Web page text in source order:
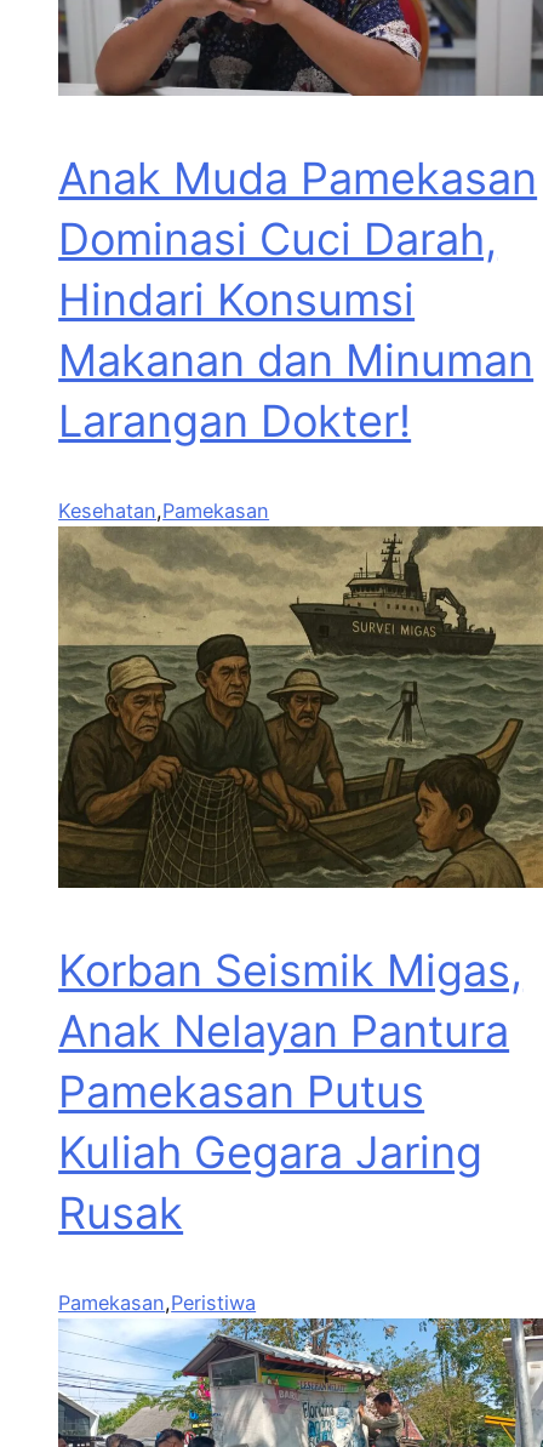
Anak Muda Pamekasan
Dominasi Cuci Darah,
Hindari Konsumsi
Makanan dan Minuman
Larangan Dokter!
Kesehatan,Pamekasan
Korban Seismik Migas,
Anak Nelayan Pantura
Pamekasan Putus
Kuliah Gegara Jaring
Rusak
Pamekasan,Peristiwa